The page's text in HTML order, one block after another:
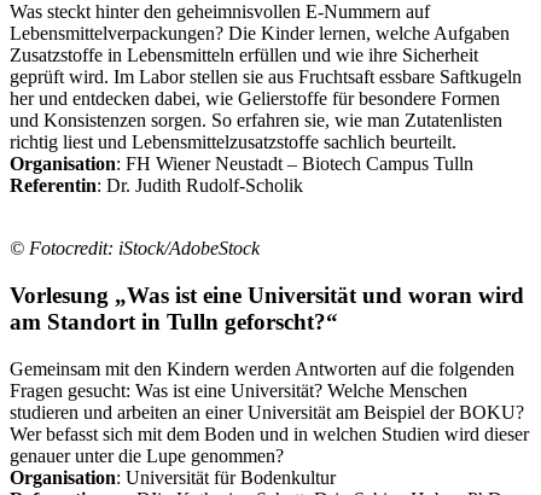
Was steckt hinter den geheimnisvollen E-Nummern auf
Lebensmittelverpackungen? Die Kinder lernen, welche Aufgaben
Zusatzstoffe in Lebensmitteln erfüllen und wie ihre Sicherheit
geprüft wird. Im Labor stellen sie aus Fruchtsaft essbare Saftkugeln
her und entdecken dabei, wie Gelierstoffe für besondere Formen
und Konsistenzen sorgen. So erfahren sie, wie man Zutatenlisten
richtig liest und Lebensmittelzusatzstoffe sachlich beurteilt.
Organisation: FH Wiener Neustadt – Biotech Campus Tulln
Referentin: Dr. Judith Rudolf-Scholik
© Fotocredit: iStock/AdobeStock
Vorlesung „Was ist eine Universität und woran wird
am Standort in Tulln geforscht?“
Gemeinsam mit den Kindern werden Antworten auf die folgenden
Fragen gesucht: Was ist eine Universität? Welche Menschen
studieren und arbeiten an einer Universität am Beispiel der BOKU?
Wer befasst sich mit dem Boden und in welchen Studien wird dieser
genauer unter die Lupe genommen?
Organisation: Universität für Bodenkultur